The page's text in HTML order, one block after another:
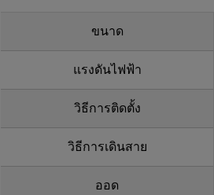
ขนาด
แรงดันไฟฟ้า
วิธีการติดตั้ง
วิธีการเดินสาย
ออด